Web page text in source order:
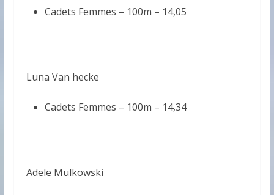
Cadets Femmes – 100m – 14,05
Luna Van hecke
Cadets Femmes – 100m – 14,34
Adele Mulkowski